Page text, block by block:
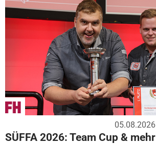
05.08.2026
SÜFFA 2026: Team Cup & mehr